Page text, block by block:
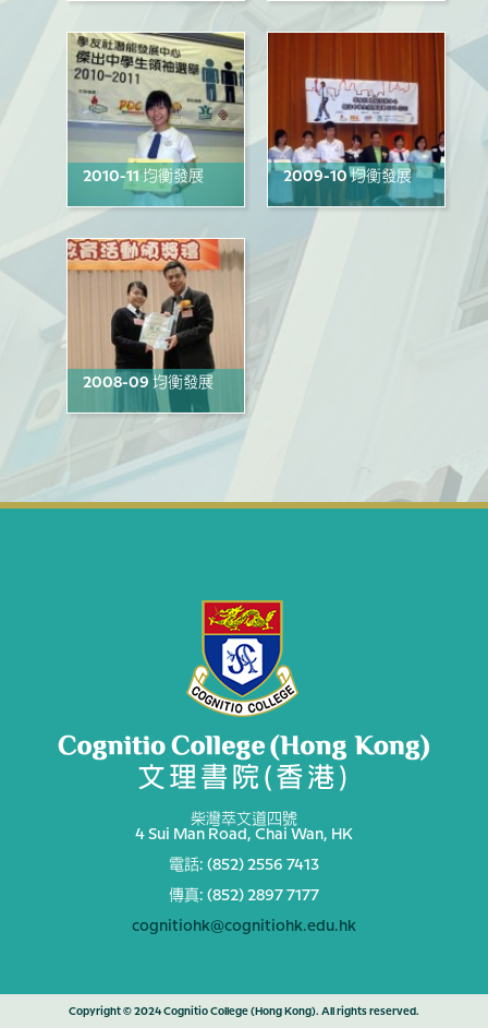
2010-11 均衡發展 2009-10 均衡發展
2008-09 均衡發展
柴灣萃文道四號
4 Sui Man Road, Chai Wan, HK
電話: (852) 2556 7413
傳真: (852) 2897 7177
cognitiohk@cognitiohk.edu.hk
Copyright © 2024 Cognitio College (Hong Kong). All rights reserved.